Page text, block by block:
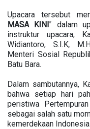
Upacara tersebut
MASA KINI" dalam
instruktur upacara,
Widiantoro, S.I.K,
Menteri Sosial
Batu Bara.
Dalam sambutannya,
bahwa setiap hari
peristiwa
sebagai salah satu
kemerdekaan Indonesia.